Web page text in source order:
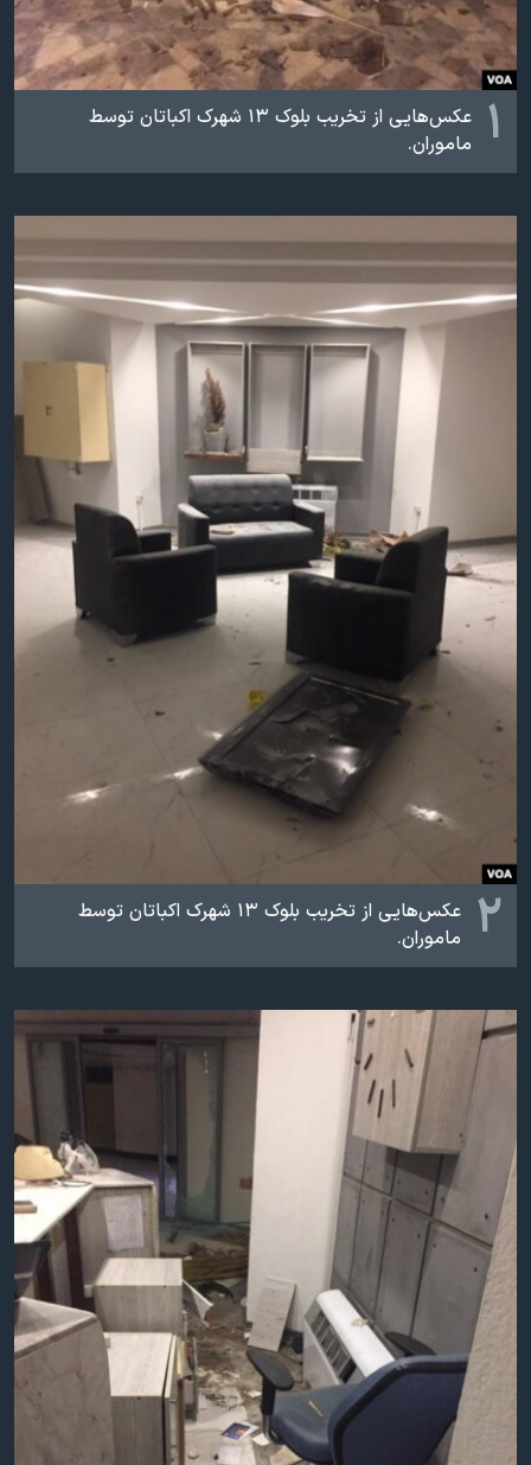
نرگس محمدی برنده جایزه نوبل صلح
همایش محافظه‌کاران آمریکا «سی‌پک»
صفحه‌های ویژه
سفر پرزیدنت ترامپ به چین
۱
عکس‌هایی از تخریب بلوک ۱۳ شهرک اکباتان توسط
ماموران.
۲
عکس‌هایی از تخریب بلوک ۱۳ شهرک اکباتان توسط
ماموران.